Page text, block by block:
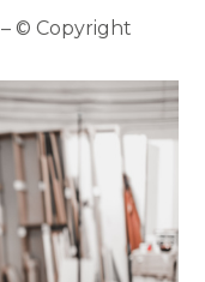
– © Copyright